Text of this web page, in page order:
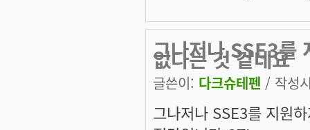
그나저나 SSE3를
없다는 것 같네요
글쓴이: 다크슈테펜 / 작성
그나저나 SSE3를 지원